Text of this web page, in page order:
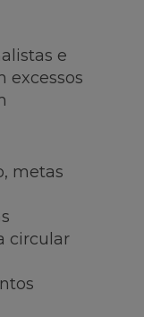
e
excessos
metas
circular